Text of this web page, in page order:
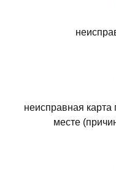
неисправная
месте